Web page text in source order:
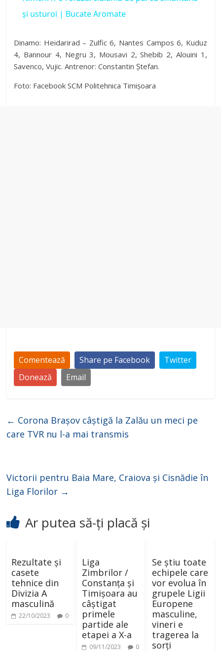
a
y
V
și usturoi | Bucate Aromate
Dinamo: Heidarirad – Zulfic 6, Nantes Campos 6, Kuduz
4, Bannour 4, Negru 3, Mousavi 2, Shebib 2, Alouini 1,
Savenco, Vujic. Antrenor: Constantin Ștefan.
Foto: Facebook SCM Politehnica Timișoara
Comentează Share pe Facebook
Twitter
Donează
Email
← Corona Brașov câștigă la Zalău un meci pe
care TVR nu l-a mai transmis
Victorii pentru Baia Mare, Craiova și Cisnădie în
Liga Florilor →
Ar putea să-ți placă și
Rezultate și
casete
tehnice din
Divizia A
masculină
22/10/2023 0
Liga
Zimbrilor /
Constanța și
Timișoara au
câștigat
primele
partide ale
etapei a X-a
09/11/2023 0
Se știu toate
echipele care
vor evolua în
grupele Ligii
Europene
masculine,
vineri e
tragerea la
sorți